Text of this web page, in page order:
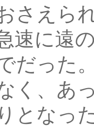
さえら
速に遠
だった
く、あ
となっ